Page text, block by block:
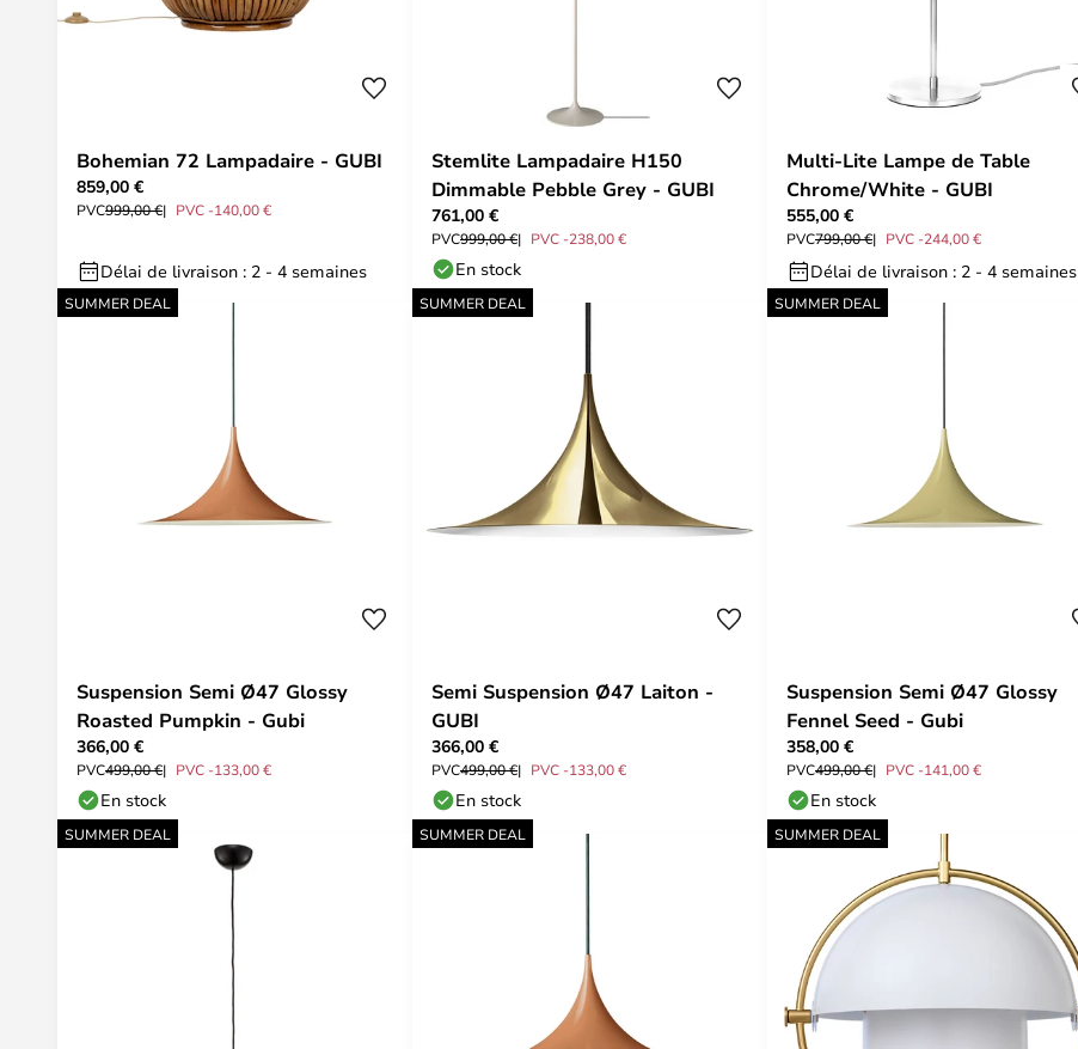
Bohemian 72 Lampadaire - GUBI
859,00 €
PVC999,00 € PVC -140,00 €
Délai de livraison : 2 - 4 semaines
Stemlite Lampadaire H150
Dimmable Pebble Grey - GUBI
761,00 €
PVC999,00 € PVC -238,00 €
En stock
Multi-Lite Lampe de Table
Chrome/White - GUBI
555,00 €
PVC799,00 € PVC -244,00 €
Délai de livraison : 2 - 4 semaines
SUMMER DEAL
Suspension Semi Ø47 Glossy
Roasted Pumpkin - Gubi
366,00 €
PVC499,00 € PVC -133,00 €
En stock
SUMMER DEAL
Semi Suspension Ø47 Laiton -
GUBI
366,00 €
PVC499,00 € PVC -133,00 €
En stock
SUMMER DEAL
Suspension Semi Ø47 Glossy
Fennel Seed - Gubi
358,00 €
PVC499,00 € PVC -141,00 €
En stock
SUMMER DEAL SUMMER DEAL SUMMER DEAL